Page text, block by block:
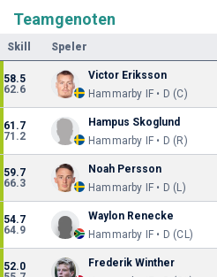
Teamgenoten
Skill Speler
58.5
62.6
Victor Eriksson
Hammarby IF • D (C)
61.7
71.2
Hampus Skoglund
Hammarby IF • D (R)
59.7
66.3
Noah Persson
Hammarby IF • D (L)
54.7
64.9
Waylon Renecke
Hammarby IF • D (CL)
52.0
Frederik Winther